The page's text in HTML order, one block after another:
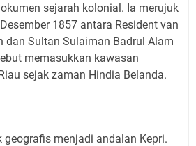
sejarah kolonial. Ia merujuk
1857 antara Resident van
dan Sultan Sulaiman Badrul Alam
memasukkan kawasan
sejak zaman Hindia Belanda.
geografis menjadi andalan Kepri.